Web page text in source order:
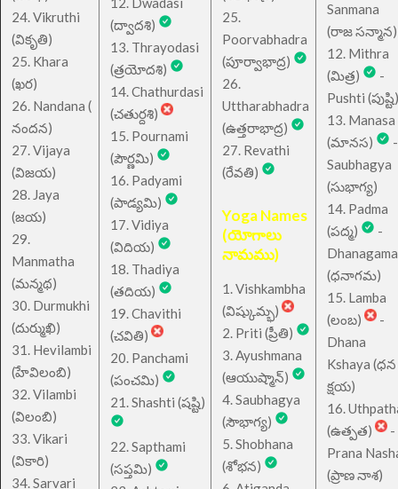
24. Vikruthi
(వికృతి)
25. Khara
(ఖర)
26. Nandana (
నందన)
27. Vijaya
(విజయ)
28. Jaya
(జయ)
29.
Manmatha
(మన్మథ)
30. Durmukhi
(దుర్ముఖి)
31. Hevilambi
(హేవిలంబి)
32. Vilambi
(విలంబి)
33. Vikari
(వికారి)
34. Sarvari
(ద్వాదశి)
13. Thrayodasi
(త్రయోదశి)
14. Chathurdasi
(చతుర్దశి)
15. Pournami
(పౌర్ణమి)
16. Padyami
(పాడ్యమి)
17. Vidiya
(విదియ)
18. Thadiya
(తదియ)
19. Chavithi
(చవితి)
20. Panchami
(పంచమి)
21. Shashti (షష్టి)
22. Sapthami
(సప్తమి)
25.
Poorvabhadra
(పూర్వాభాద్ర)
26.
Uttharabhadra
(ఉత్తరాభాద్ర)
27. Revathi
(రేవతి)
Yoga Names
(యోగాలు
నామము)
1. Vishkambha
(విష్కుమ్భ)
2. Priti (ప్రీతి)
3. Ayushmana
(ఆయుష్మాన్)
4. Saubhagya
(సౌభాగ్య)
5. Shobhana
(శోభన)
Sanmana
(రాజ సన్మాన)
12. Mithra
(మిత్ర)
-
Pushti (పుష్టి)
13. Manasa
(మానస)
-
Saubhagya
(సుభాగ్య)
14. Padma
(పద్మ)
-
Dhanagama
(ధనాగమ)
15. Lamba
(లంబ)
-
Dhana
Kshaya (ధన
క్షయ)
16.
(ఉత్పత)
-
Prana
(ప్రాణ నాశ)